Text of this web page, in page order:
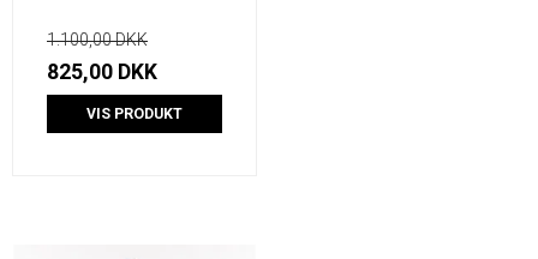
1.100,00 DKK
825,00 DKK
VIS PRODUKT